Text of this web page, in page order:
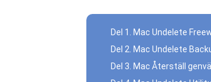
Del 1. Mac Undelete
Del 2. Mac Undelete
Del 3. Mac Återställ